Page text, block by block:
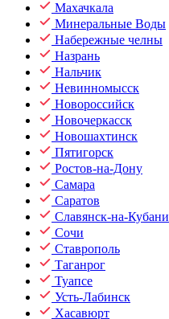
Махачкала
Минеральные Воды
Набережные челны
Назрань
Нальчик
Невинномысск
Новороссийск
Новочеркасск
Новошахтинск
Пятигорск
Ростов-на-Дону
Самара
Саратов
Славянск-на-Кубани
Сочи
Ставрополь
Таганрог
Туапсе
Усть-Лабинск
Хасавюрт